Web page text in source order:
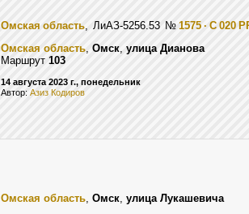
Омская область, ЛиАЗ-5256.53 № 1575 · С 020
Омская область, Омск, улица Дианова
Маршрут 103
14 августа 2023 г., понедельник
Автор: Азиз Кодиров
Омская область, Омск, улица Лукашевича